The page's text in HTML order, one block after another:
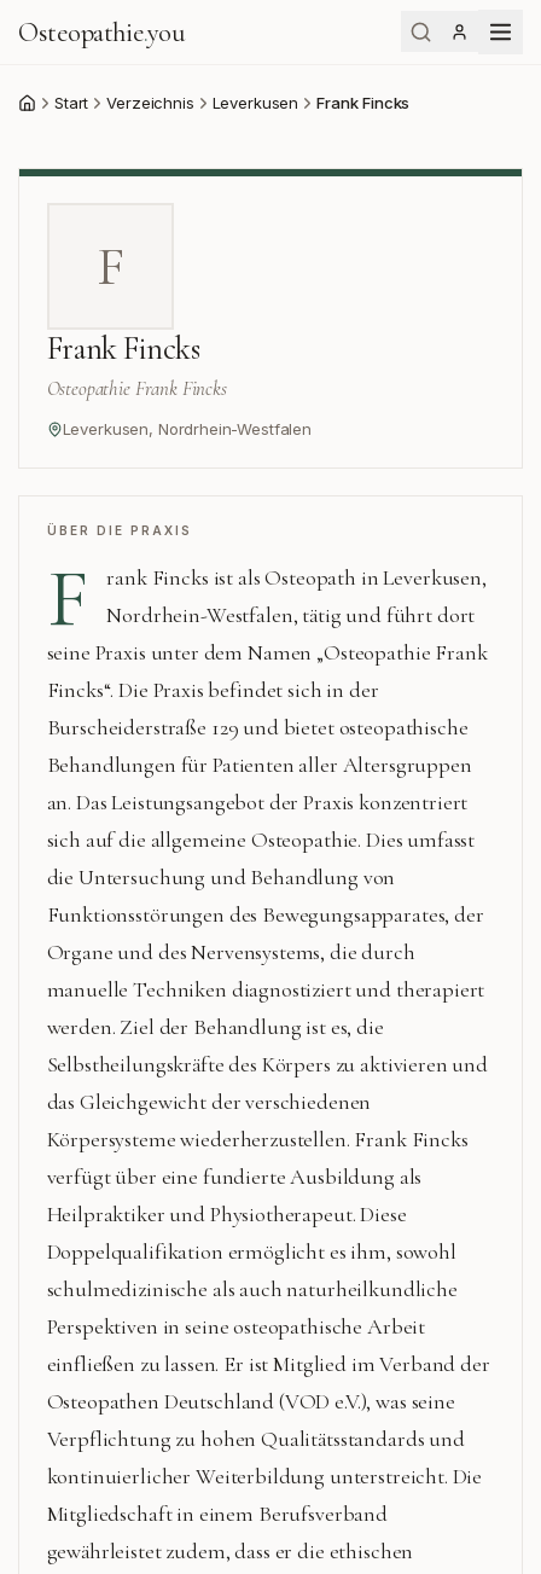
Osteopathie.you
Start Start Verzeichnis Leverkusen Frank Fincks
F
Frank Fincks
Osteopathie Frank Fincks
Leverkusen, Nordrhein-Westfalen
ÜBER DIE PRAXIS
F
rank Fincks ist als Osteopath in Leverkusen,
Nordrhein-Westfalen, tätig und führt dort
seine Praxis unter dem Namen „Osteopathie Frank
Fincks“. Die Praxis befindet sich in der
Burscheiderstraße 129 und bietet osteopathische
Behandlungen für Patienten aller Altersgruppen
an. Das Leistungsangebot der Praxis konzentriert
sich auf die allgemeine Osteopathie. Dies umfasst
die Untersuchung und Behandlung von
Funktionsstörungen des Bewegungsapparates, der
Organe und des Nervensystems, die durch
manuelle Techniken diagnostiziert und therapiert
werden. Ziel der Behandlung ist es, die
Selbstheilungskräfte des Körpers zu aktivieren und
das Gleichgewicht der verschiedenen
Körpersysteme wiederherzustellen. Frank Fincks
verfügt über eine fundierte Ausbildung als
Heilpraktiker und Physiotherapeut. Diese
Doppelqualifikation ermöglicht es ihm, sowohl
schulmedizinische als auch naturheilkundliche
Perspektiven in seine osteopathische Arbeit
einfließen zu lassen. Er ist Mitglied im Verband der
Osteopathen Deutschland (VOD e.V.), was seine
Verpflichtung zu hohen Qualitätsstandards und
kontinuierlicher Weiterbildung unterstreicht. Die
Mitgliedschaft in einem Berufsverband
gewährleistet zudem, dass er die ethischen